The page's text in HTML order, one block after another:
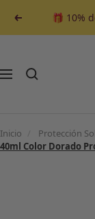
contenido
Anterior 🎁 10%
Navegación
Inicio Protección
40ml Color Dorado